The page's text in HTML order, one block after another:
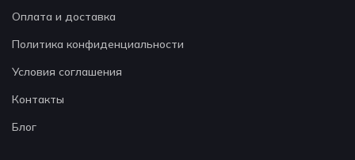
Оплата и доставка
Политика конфиденциальности
Условия соглашения
Контакты
Блог